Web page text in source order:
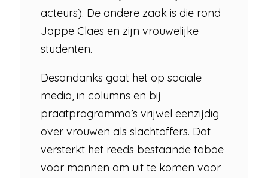
acteurs). De andere zaak is die rond
Jappe Claes en zijn vrouwelijke
studenten.
Desondanks gaat het op sociale
media, in columns en bij
praatprogramma’s vrijwel eenzijdig
over vrouwen als slachtoffers. Dat
versterkt het reeds bestaande taboe
voor mannen om uit te komen voor